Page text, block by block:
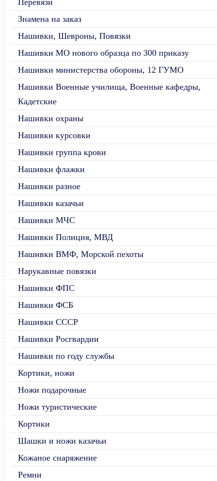
Перевязи
Знамена на заказ
Нашивки, Шевроны, Повязки
Нашивки МО нового образца по 300 приказу
Нашивки министерства обороны, 12 ГУМО
Нашивки Военные училища, Военные кафедры,
Кадетские
Нашивки охраны
Нашивки курсовки
Нашивки группа крови
Нашивки флажки
Нашивки разное
Нашивки казачьи
Нашивки МЧС
Нашивки Полиция, МВД
Нашивки ВМФ, Морской пехоты
Нарукавные повязки
Нашивки ФПС
Нашивки ФСБ
Нашивки СССР
Нашивки Росгвардии
Нашивки по году службы
Кортики, ножи
Ножи подарочные
Ножи туристические
Кортики
Шашки и ножи казачьи
Кожаное снаряжение
Ремни